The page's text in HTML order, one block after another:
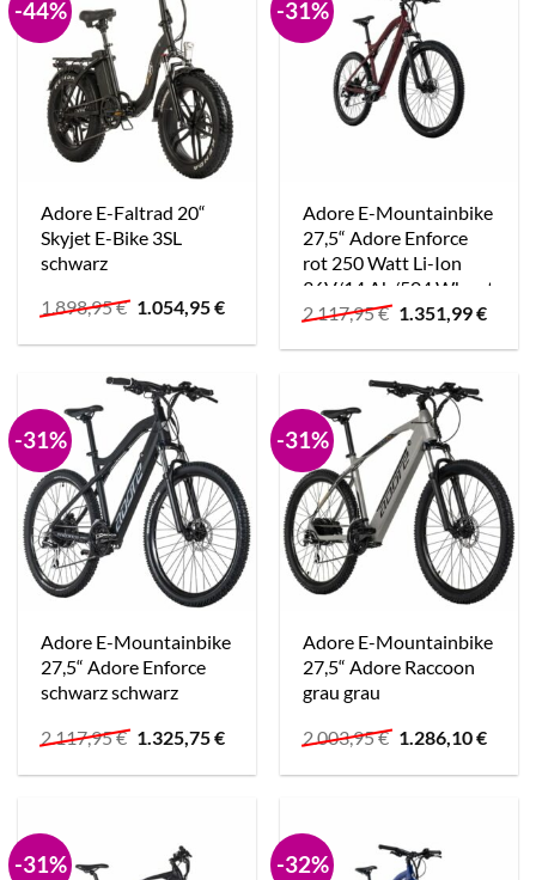
-44%
Adore E-Faltrad 20“
Skyjet E-Bike 3SL
schwarz
1.898,95€ Ursprünglicher
war:
1.054,95€Aktueller
ist:
-31%
Adore E-Mountainbike
27,5“ Adore Enforce
rot 250 Watt Li-Ion
36V/14 Ah/504 Wh rot
2.117,95€ Ursprünglicher
war:
1.351,99€
ist:
-31%
Adore E-Mountainbike
27,5“ Adore Enforce
schwarz schwarz
2.117,95€ Ursprünglicher
war:
1.325,75€Aktueller
ist:
-31%
Adore E-Mountainbike
27,5“ Adore Raccoon
grau grau
2.003,95€ Ursprünglicher
war:
1.286,10€
ist:
-31% -32%